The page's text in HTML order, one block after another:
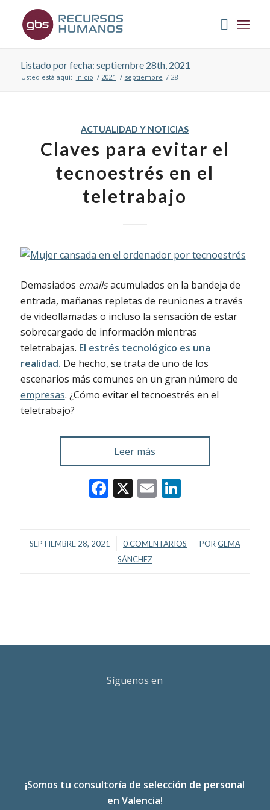
Listado por fecha: septiembre 28th, 2021
Usted está aquí: Inicio / 2021 / septiembre / 28
ACTUALIDAD Y NOTICIAS
Claves para evitar el
tecnoestrés en el
teletrabajo
Demasiados emailsacumulados en la bandeja de
entrada, mañanas repletas de reuniones a través
de videollamadas o incluso la sensación de estar
sobrecargado de información mientras
teletrabajas. El estrés tecnológico es una
realidad. De hecho, se trata de uno de los
escenarios más comunes en un gran número de
empresas. ¿Cómo evitar el tecnoestrés en el
teletrabajo?
Leer más
Facebook
X EmailLinkedIn
SEPTIEMBRE 28, 2021
/ 0 COMENTARIOS
/ POR GEMA
SÁNCHEZ
Síguenos en
¡Somos tu consultoría de selección de personal
en Valencia!